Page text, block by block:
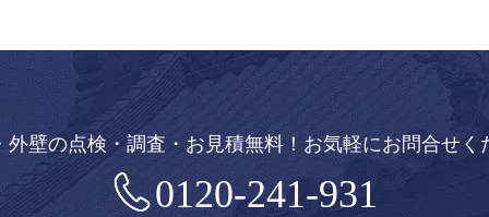
外壁の点検・調査・お見積無料！ お気軽にお問合せく
0120-241-931